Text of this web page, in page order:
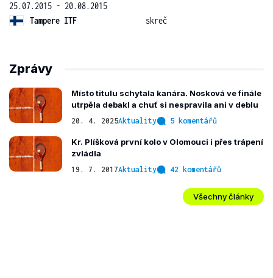
25.07.2015 - 20.08.2015
Tampere ITF
skreč
Zprávy
Místo titulu schytala kanára. Nosková ve finále
utrpěla debakl a chuť si nespravila ani v deblu
20. 4. 2025Aktuality 5 komentářů
Kr. Plíšková první kolo v Olomouci i přes trápení
zvládla
19. 7. 2017Aktuality 42 komentářů
Všechny články